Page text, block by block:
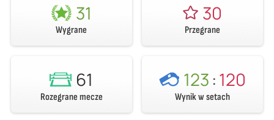
31
Wygrane
30
Przegrane
61
Rozegrane mecze
123 :120
Wynik w setach